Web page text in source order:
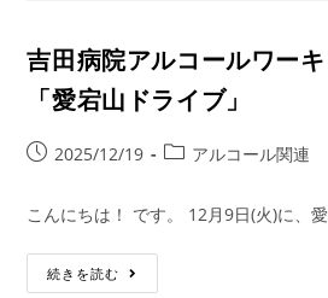
吉田病院アルコールワー
「愛宕山ドライブ」
2025/12/19 アルコール関連
こんにちは！ です。 12月9日(火)に、
続きを読む